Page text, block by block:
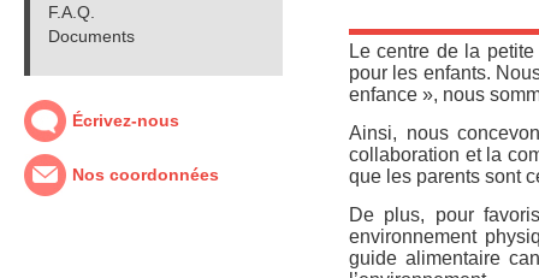
F.A.Q.
Documents
Écrivez-nous
Nos coordonnées
Le centre de la
pour les enfants.
enfance », nous
Ainsi, nous
collaboration et la
que les parents sont
De plus, pour
environnement
guide alimentaire